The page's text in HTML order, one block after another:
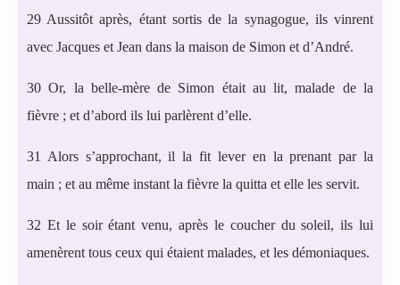
29 Aussitôt après, étant sortis de la synagogue, ils vinrent
avec Jacques et Jean dans la maison de Simon et d’André.
30 Or, la belle-mère de Simon était au lit, malade de la
fièvre ; et d’abord ils lui parlèrent d’elle.
31 Alors s’approchant, il la fit lever en la prenant par la
main ; et au même instant la fièvre la quitta et elle les servit.
32 Et le soir étant venu, après le coucher du soleil, ils lui
amenèrent tous ceux qui étaient malades, et les démoniaques.